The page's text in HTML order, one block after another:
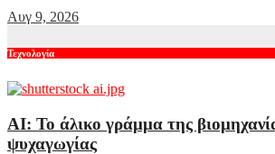
Αυγ 9, 2026
Τεχνολογία
AI: Το άλικο γράμμα της
ψυχαγωγίας